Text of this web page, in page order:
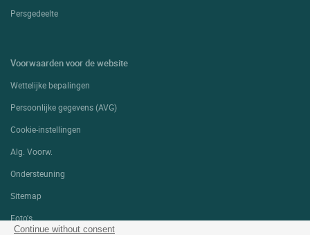
Continue without consent
Persgedeelte
Voorwaarden voor de website
Wettelijke bepalingen
Persoonlijke gegevens (AVG)
Cookie-instellingen
Alg. Voorw.
Ondersteuning
Sitemap
Foto's